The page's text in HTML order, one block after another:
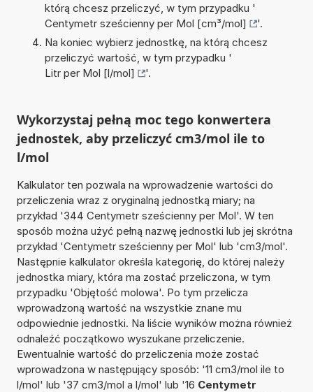
którą chcesz przeliczyć, w tym przypadku '
Centymetr sześcienny per Mol [cm³/mol]
'.
Na koniec wybierz jednostkę, na którą chcesz
przeliczyć wartość, w tym przypadku '
Litr per Mol [l/mol]
'.
Wykorzystaj pełną moc tego konwertera
jednostek, aby przeliczyć cm3/mol ile to
l/mol
Kalkulator ten pozwala na wprowadzenie wartości do
przeliczenia wraz z oryginalną jednostką miary; na
przykład '344 Centymetr sześcienny per Mol'. W ten
sposób można użyć pełną nazwę jednostki lub jej skrótna
przykład 'Centymetr sześcienny per Mol' lub 'cm3/mol'.
Następnie kalkulator określa kategorię, do której należy
jednostka miary, która ma zostać przeliczona, w tym
przypadku 'Objętość molowa'. Po tym przelicza
wprowadzoną wartość na wszystkie znane mu
odpowiednie jednostki. Na liście wyników można również
odnaleźć początkowo wyszukane przeliczenie.
Ewentualnie wartość do przeliczenia może zostać
wprowadzona w następujący sposób: '11 cm3/mol ile to
l/mol' lub '37 cm3/mol a l/mol' lub '16 Centymetr